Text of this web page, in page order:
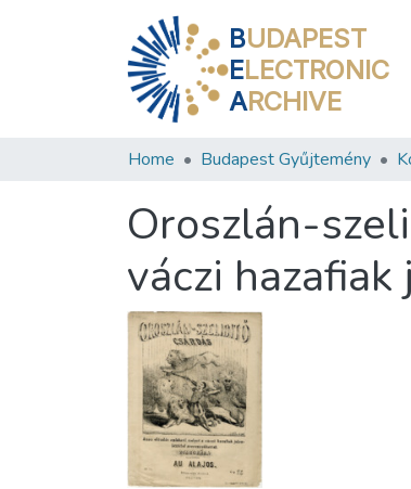
BUDAPEST
ELECTRONIC
ARCHIVE
Home Budapest Gyűjtemény
Oroszlán-
váczi